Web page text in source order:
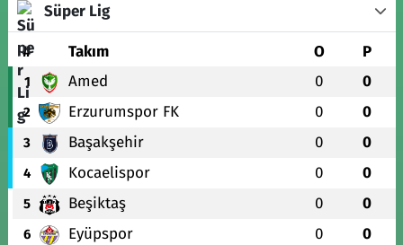
Süper Lig
# Takım O P
1 Amed 0 0
2 Erzurumspor FK 0 0
3 Başakşehir 0 0
4 Kocaelispor 0 0
5 Beşiktaş 0 0
6 Eyüpspor 0 0